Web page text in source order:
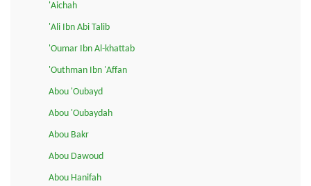
'Aichah
'Ali Ibn Abi Talib
'Oumar Ibn Al-khattab
'Outhman Ibn 'Affan
Abou 'Oubayd
Abou 'Oubaydah
Abou Bakr
Abou Dawoud
Abou Hanifah